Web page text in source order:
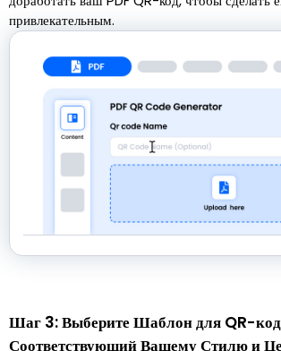
привлекательным.
Шаг 3: Выберите Шаблон для QR-
Соответствующий Вашему Стилю и